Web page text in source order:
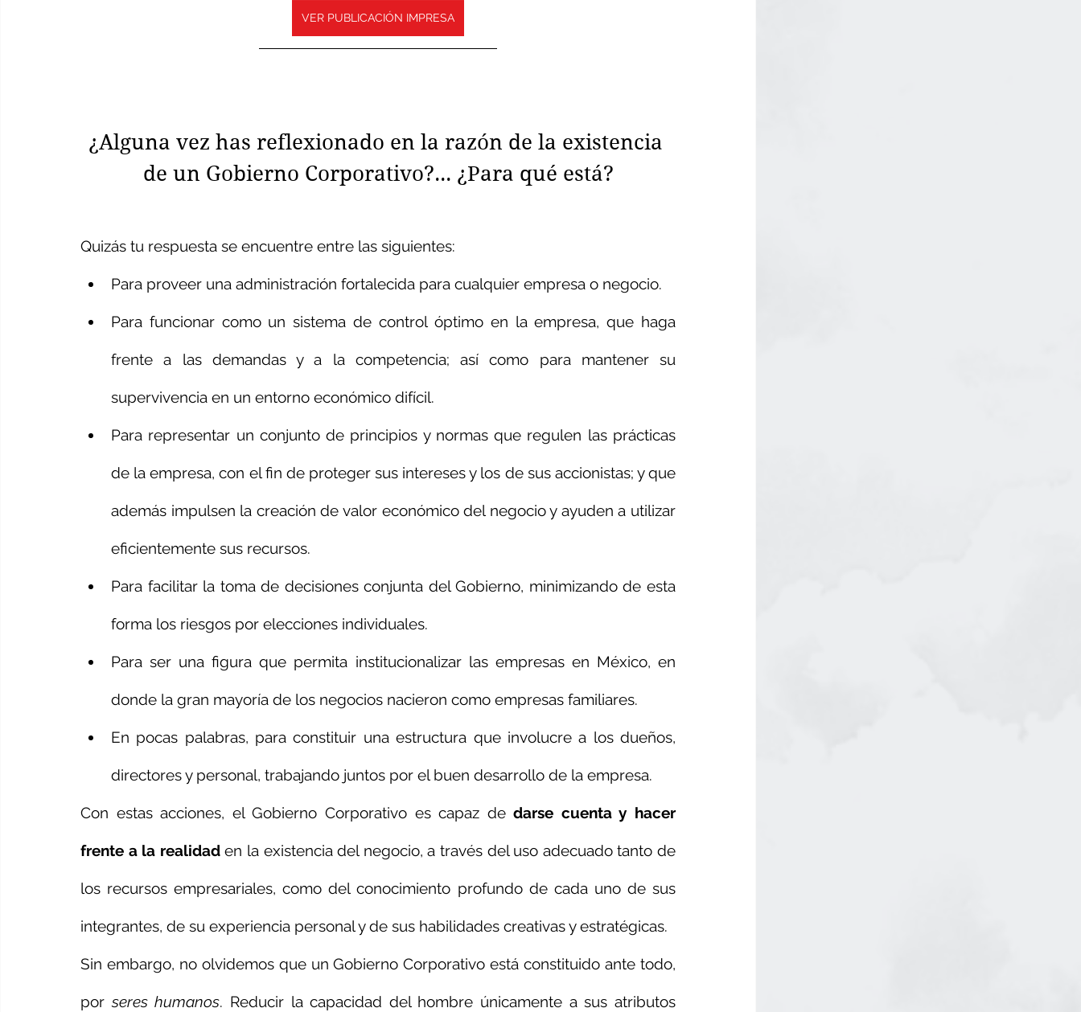
VER PUBLICACIÓN IMPRESA
¿Alguna vez has reflexionado en la razón de la existencia
de un Gobierno Corporativo?... ¿Para qué está?
Quizás tu respuesta se encuentre entre las siguientes:
Para proveer una administración fortalecida para cualquier empresa o negocio.
Para funcionar como un sistema de control óptimo en la empresa, que haga
frente a las demandas y a la competencia; así como para mantener su
supervivencia en un entorno económico difícil.
Para representar un conjunto de principios y normas que regulen las prácticas
de la empresa, con el fin de proteger sus intereses y los de sus accionistas; y que
además impulsen la creación de valor económico del negocio y ayuden a utilizar
eficientemente sus recursos.
Para facilitar la toma de decisiones conjunta del Gobierno, minimizando de esta
forma los riesgos por elecciones individuales.
Para ser una figura que permita institucionalizar las empresas en México, en
donde la gran mayoría de los negocios nacieron como empresas familiares.
En pocas palabras, para constituir una estructura que involucre a los dueños,
directores y personal, trabajando juntos por el buen desarrollo de la empresa.
Con estas acciones, el Gobierno Corporativo es capaz de darse cuenta y hacer
frente a la realidad en la existencia del negocio, a través del uso adecuado tanto de
los recursos empresariales, como del conocimiento profundo de cada uno de sus
integrantes, de su experiencia personal y de sus habilidades creativas y estratégicas.
Sin embargo, no olvidemos que un Gobierno Corporativo está constituido ante todo,
por seres humanos. Reducir la capacidad del hombre únicamente a sus atributos